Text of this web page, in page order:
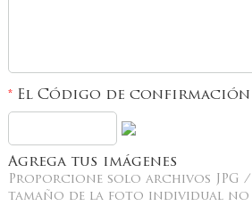
*El Código de confirmación
Agrega tus imágenes
Proporcione solo archivos JPG /
tamaño de la foto individual no